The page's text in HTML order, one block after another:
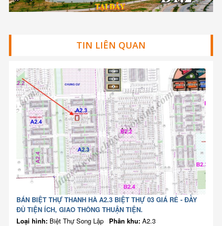
TIN LIÊN QUAN
BÁN BIỆT THỰ THANH HÀ A2.3 BIỆT THỰ 03 GIÁ RẺ - ĐẦY
ĐỦ TIỆN ÍCH, GIAO THÔNG THUẬN TIỆN.
Loại hình: Biệt Thự Song Lập Phân khu: A2.3